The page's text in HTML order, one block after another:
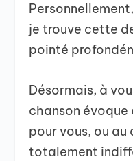
je trouve cette
pointé
Désormais, à
chanson évoque
pour vous, ou
totalement